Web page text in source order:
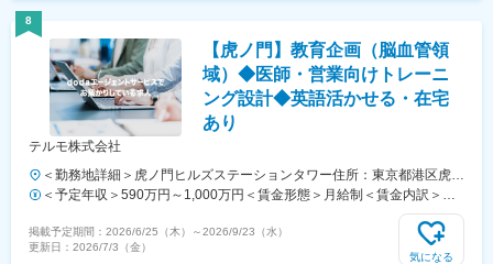
8
【虎ノ門】教育企画（脳血管領
域）◆医師・営業向けトレーニ
ング設計◆英語活かせる・在宅
あり
テルモ株式会社
＜勤務地詳細＞虎ノ門ヒルズステーションタワー住所：東京都港区虎ノ
門２丁目６－１ 虎ノ門ヒルズ ステーションタワー 受動喫煙対策：敷地
内喫煙可能場所あり変更の範囲：会社の定める事業所（リモートワーク
含む）
＜予定年収＞590万円～1,000万円＜賃金形態＞月給制＜賃金内訳＞月
額（基本給）：279,000円～534,000円＜月給＞279,000円～534,000円
＜昇給有無＞有＜残業手当＞有＜給与補足＞※年収は経験・能力等を考
慮し、同社規定により決定■賞与あり（年2回）■昇給・昇格あり（年1
掲載予定期間： 2026/6/25（木） ～2026/9/23（水）
更新日： 2026/7/3（金）
気になる